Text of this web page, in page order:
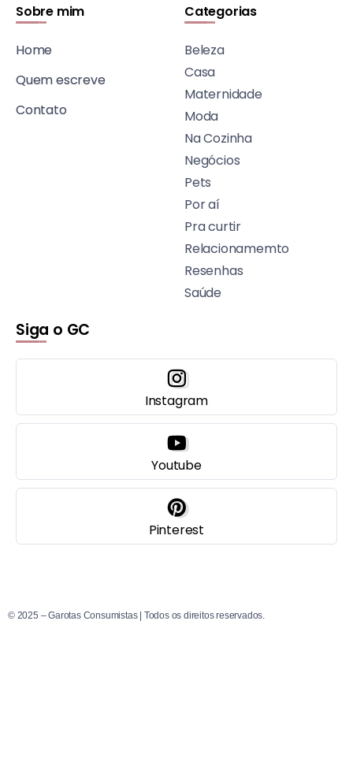
Sobre mim
Home
Quem escreve
Contato
Categorias
Beleza
Casa
Maternidade
Moda
Na Cozinha
Negócios
Pets
Por aí
Pra curtir
Relacionamemto
Resenhas
Saúde
Siga o GC
Instagram
Youtube
Pinterest
© 2025 – Garotas Consumistas | Todos os direitos reservados.